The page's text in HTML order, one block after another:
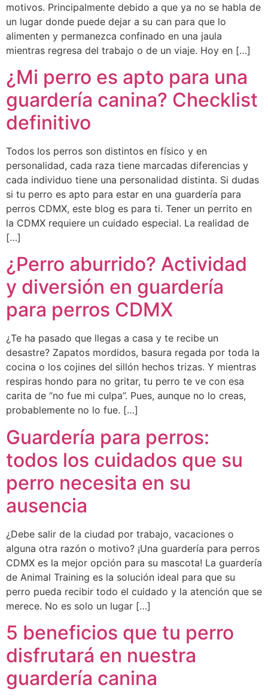
motivos. Principalmente debido a que ya no se habla de
un lugar donde puede dejar a su can para que lo
alimenten y permanezca confinado en una jaula
mientras regresa del trabajo o de un viaje. Hoy en […]
¿Mi perro es apto para una
guardería canina? Checklist
definitivo
Todos los perros son distintos en físico y en
personalidad, cada raza tiene marcadas diferencias y
cada individuo tiene una personalidad distinta. Si dudas
si tu perro es apto para estar en una guardería para
perros CDMX, este blog es para ti. Tener un perrito en
la CDMX requiere un cuidado especial. La realidad de
[…]
¿Perro aburrido? Actividad
y diversión en guardería
para perros CDMX
¿Te ha pasado que llegas a casa y te recibe un
desastre? Zapatos mordidos, basura regada por toda la
cocina o los cojines del sillón hechos trizas. Y mientras
respiras hondo para no gritar, tu perro te ve con esa
carita de “no fue mi culpa”. Pues, aunque no lo creas,
probablemente no lo fue. […]
Guardería para perros:
todos los cuidados que su
perro necesita en su
ausencia
¿Debe salir de la ciudad por trabajo, vacaciones o
alguna otra razón o motivo? ¡Una guardería para perros
CDMX es la mejor opción para su mascota! La guardería
de Animal Training es la solución ideal para que su
perro pueda recibir todo el cuidado y la atención que se
merece. No es solo un lugar […]
5 beneficios que tu perro
disfrutará en nuestra
guardería canina